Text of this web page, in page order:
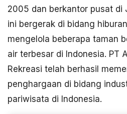
2005 dan berkantor pusat di
ini bergerak di bidang
mengelola beberapa taman
air terbesar di Indonesia. PT
Rekreasi telah berhasil
penghargaan di bidang
pariwisata di Indonesia.